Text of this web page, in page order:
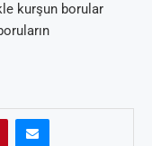
kurşun borular